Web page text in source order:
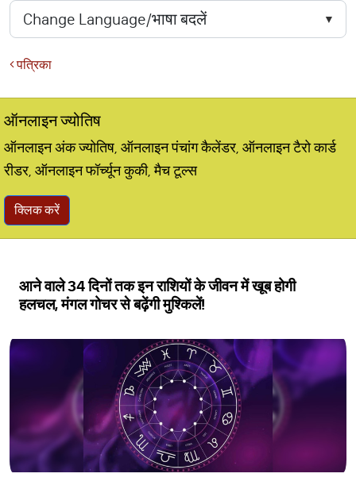
पत्रिका
ऑनलाइन ज्योतिष
ऑनलाइन अंक ज्योतिष, ऑनलाइन पंचांग कैलेंडर, ऑनलाइन टैरो कार्ड
रीडर, ऑनलाइन फॉर्च्यून कुकी, मैच टूल्स
क्लिक करें
आने वाले 34 दिनों तक इन राशियों के जीवन में खूब होगी
हलचल, मंगल गोचर से बढ़ेंगी मुश्किलें!